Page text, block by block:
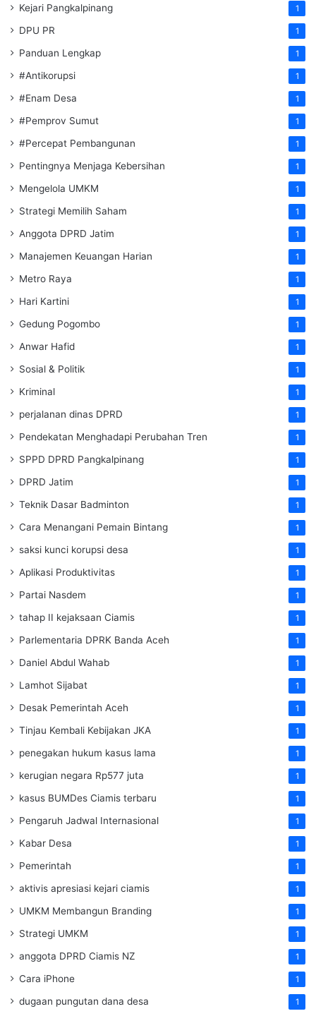
Kejari Pangkalpinang 1
DPU PR 1
Panduan Lengkap 1
#Antikorupsi 1
#Enam Desa 1
#Pemprov Sumut 1
#Percepat Pembangunan 1
Pentingnya Menjaga Kebersihan 1
Mengelola UMKM 1
Strategi Memilih Saham 1
Anggota DPRD Jatim 1
Manajemen Keuangan Harian 1
Metro Raya 1
Hari Kartini 1
Gedung Pogombo 1
Anwar Hafid 1
Sosial & Politik 1
Kriminal 1
perjalanan dinas DPRD 1
Pendekatan Menghadapi Perubahan Tren 1
SPPD DPRD Pangkalpinang 1
DPRD Jatim 1
Teknik Dasar Badminton 1
Cara Menangani Pemain Bintang 1
saksi kunci korupsi desa 1
Aplikasi Produktivitas 1
Partai Nasdem 1
tahap II kejaksaan Ciamis 1
Parlementaria DPRK Banda Aceh 1
Daniel Abdul Wahab 1
Lamhot Sijabat 1
Desak Pemerintah Aceh 1
Tinjau Kembali Kebijakan JKA 1
penegakan hukum kasus lama 1
kerugian negara Rp577 juta 1
kasus BUMDes Ciamis terbaru 1
Pengaruh Jadwal Internasional 1
Kabar Desa 1
Pemerintah 1
aktivis apresiasi kejari ciamis 1
UMKM Membangun Branding 1
Strategi UMKM 1
anggota DPRD Ciamis NZ 1
Cara iPhone 1
dugaan pungutan dana desa 1